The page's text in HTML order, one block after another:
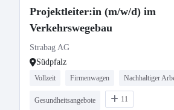
Projektleiter:in (m/w/d) im
Verkehrswegebau
Strabag AG
Südpfalz
Vollzeit Firmenwagen Nachhaltiger
Gesundheitsangebote 11